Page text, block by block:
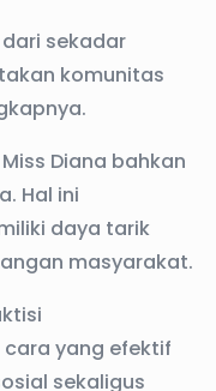
sekadar
komunitas
Diana bahkan
Hal ini
daya tarik
masyarakat.
yang efektif
sekaligus